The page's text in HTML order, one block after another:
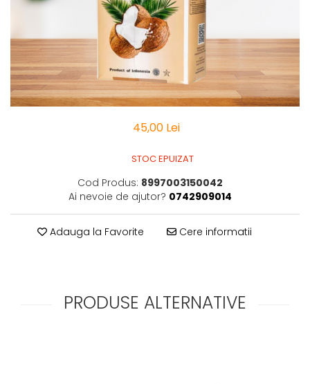
45,00 Lei
STOC EPUIZAT
Cod Produs: 8997003150042
Ai nevoie de ajutor? 0742909014
Adauga la Favorite Cere informatii
PRODUSE ALTERNATIVE